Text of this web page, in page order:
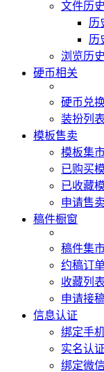
文件历史
历
历
浏览历史
硬币相关
硬币兑
装扮列表
模板售卖
模板集
已购买
已收藏
申请售
稿件橱窗
稿件集
约稿订
收藏列表
申请接
信息认证
绑定手
实名认证
绑定微